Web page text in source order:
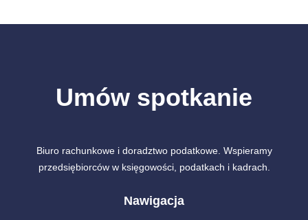
Umów spotkanie
Biuro rachunkowe i doradztwo podatkowe. Wspieramy
przedsiębiorców w księgowości, podatkach i kadrach.
Nawigacja